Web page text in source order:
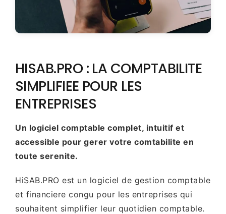
HISAB.PRO : LA COMPTABILITE
SIMPLIFIEE POUR LES
ENTREPRISES
Un logiciel comptable complet, intuitif et
accessible pour gerer votre comtabilite en
toute serenite.
HiSAB.PRO est un logiciel de gestion comptable
et financiere congu pour les entreprises qui
souhaitent simplifier leur quotidien comptable.